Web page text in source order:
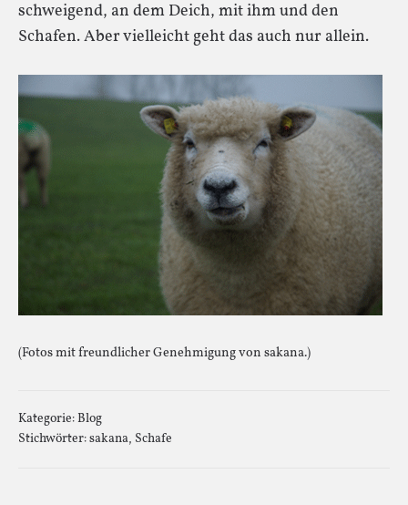
schweigend, an dem Deich, mit ihm und den
Schafen. Aber vielleicht geht das auch nur allein.
(Fotos mit freundlicher Genehmigung von sakana.)
Kategorie:Blog
Stichwörter:sakana, Schafe